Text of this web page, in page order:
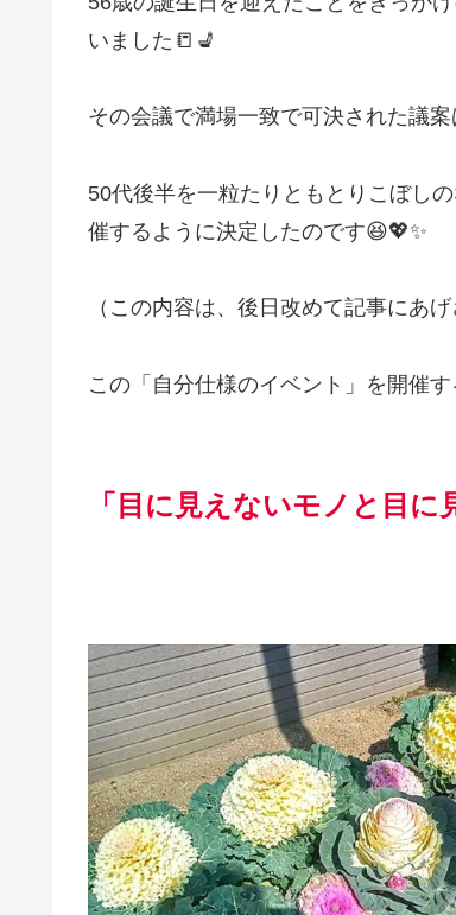
いました📒💺
その会議で満場一致で可決された議
50代後半を一粒たりともとりこぼし
催するように決定したのです😆💖✨
（この内容は、後日改めて記事にあ
この「自分仕様のイベント」を開催
「目に見えないモノと目に